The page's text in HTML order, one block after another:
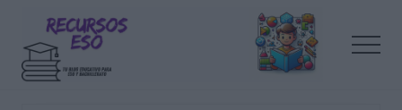
contenido
principal
barra